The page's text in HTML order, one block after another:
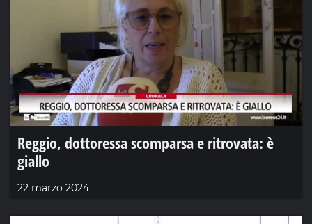
Reggio, dottoressa scomparsa e ritrovata: è
giallo
22 marzo 2024